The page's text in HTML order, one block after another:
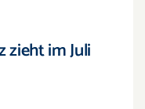
zieht im Juli